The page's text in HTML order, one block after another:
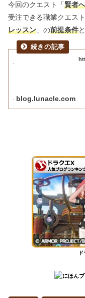
今回のクエスト「賢者
受注できる職業クエス
レッスン 」の前提条件
blog.lunacle.com